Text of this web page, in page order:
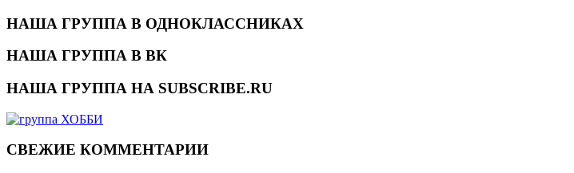
НАША ГРУППА В ОДНОКЛАССНИКАХ
НАША ГРУППА В ВК
НАША ГРУППА НА SUBSCRIBE.RU
СВЕЖИЕ КОММЕНТАРИИ